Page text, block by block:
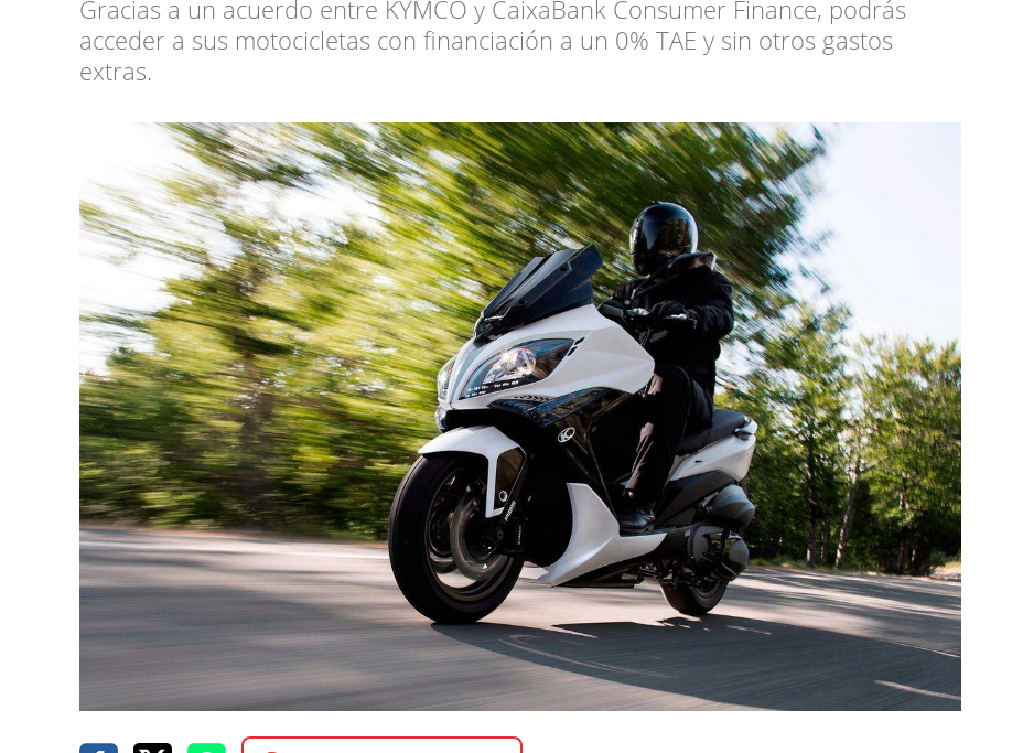
Gracias a un acuerdo entre KYMCO y CaixaBank Consumer Finance, podrás
acceder a sus motocicletas con financiación a un 0% TAE y sin otros gastos
extras.